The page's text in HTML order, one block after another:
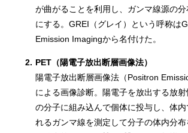
が曲がることを利用し、ガンマ線源の
にする。GREI（グレイ）という呼称は
Emission Imagingから名付けた。
2. PET（陽電子放出断層画像法）
陽電子放出断層画像法（Positron
による画像診断。陽電子を放出する放
の分子に組み込んで個体に投与し、体内
れるガンマ線を測定して分子の体内分